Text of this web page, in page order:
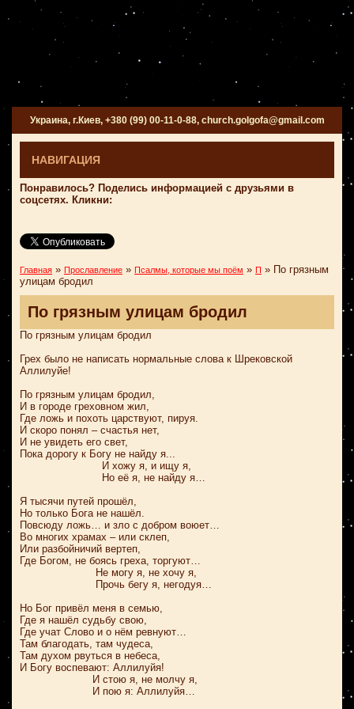
Украина, г.Киев, +380 (99) 00-11-0-88, church.golgofa@gmail.com
НАВИГАЦИЯ
Понравилось? Поделись информацией с друзьями в
соцсетях. Кликни:
Главная » Прославление » Псалмы, которые мы поём » П » По грязным
улицам бродил
По грязным улицам бродил
По грязным улицам бродил
Грех было не написать нормальные слова к Шрековской
Аллилуйе!
По грязным улицам бродил,
И в городе греховном жил,
Где ложь и похоть царствуют, пируя.
И скоро понял – счастья нет,
И не увидеть его свет,
Пока дорогу к Богу не найду я...
И хожу я, и ищу я,
Но её я, не найду я…
Я тысячи путей прошёл,
Но только Бога не нашёл.
Повсюду ложь… и зло с добром воюет…
Во многих храмах – или склеп,
Или разбойничий вертеп,
Где Богом, не боясь греха, торгуют…
Не могу я, не хочу я,
Прочь бегу я, негодуя…
Но Бог привёл меня в семью,
Где я нашёл судьбу свою,
Где учат Слово и о нём ревнуют…
Там благодать, там чудеса,
Там духом рвуться в небеса,
И Богу воспевают: Аллилуйя!
И стою я, не молчу я,
И пою я: Аллилуйя…